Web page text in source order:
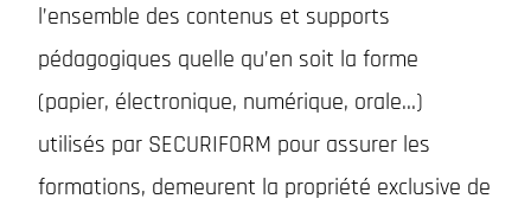
l’ensemble des contenus et supports
pédagogiques quelle qu’en soit la forme
(papier, électronique, numérique, orale…)
utilisés par SECURIFORM pour assurer les
formations, demeurent la propriété exclusive de